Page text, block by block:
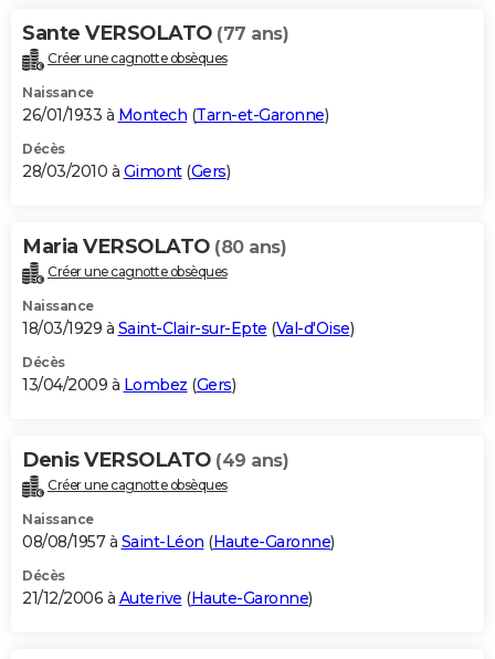
Sante VERSOLATO (77 ans)
Créer une cagnotte obsèques
Naissance
26/01/1933 à Montech (Tarn-et-Garonne)
Décès
28/03/2010 à Gimont(Gers)
Maria VERSOLATO (80 ans)
Créer une cagnotte obsèques
Naissance
18/03/1929 à Saint-Clair-sur-Epte (Val-d'Oise)
Décès
13/04/2009 à Lombez (Gers)
Denis VERSOLATO (49 ans)
Créer une cagnotte obsèques
Naissance
08/08/1957 à Saint-Léon (Haute-Garonne)
Décès
21/12/2006 à Auterive (Haute-Garonne)